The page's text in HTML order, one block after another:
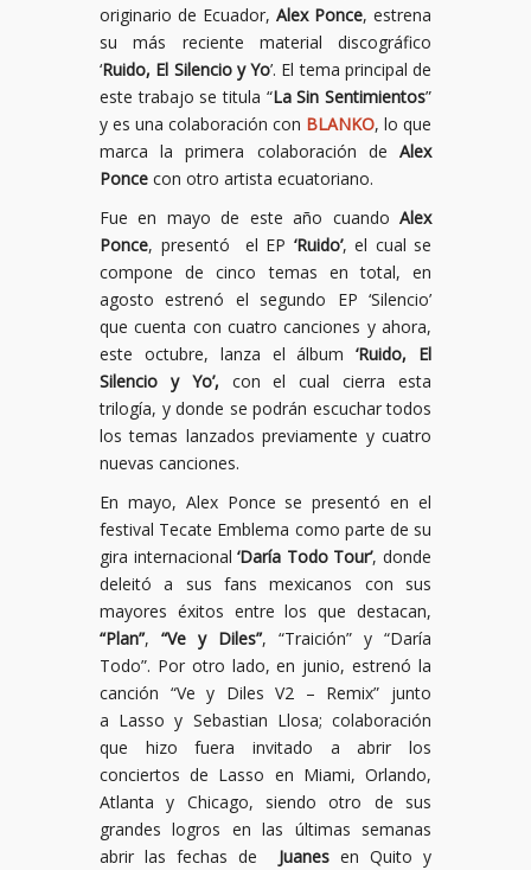
originario de Ecuador, Alex Ponce, estrena
su más reciente material discográfico
‘Ruido, El Silencio y Yo’. El tema principal de
este trabajo se titula “La Sin Sentimientos”
y es una colaboración con BLANKO, lo que
marca la primera colaboración de Alex
Ponce con otro artista ecuatoriano.
Fue en mayo de este año cuando Alex
Ponce, presentó el EP ‘Ruido’, el cual se
compone de cinco temas en total, en
agosto estrenó el segundo EP ‘Silencio’
que cuenta con cuatro canciones y ahora,
este octubre, lanza el álbum‘Ruido, El
Silencio y Yo’, con el cual cierra esta
trilogía, y donde se podrán escuchar todos
los temas lanzados previamente y cuatro
nuevas canciones.
En mayo, Alex Ponce se presentó en el
festival Tecate Emblema como parte de su
gira internacional‘Daría Todo Tour’, donde
deleitó a sus fans mexicanos con sus
mayores éxitos entre los que destacan,
“Plan”, “Ve y Diles”, “Traición” y “Daría
Todo”. Por otro lado, en junio, estrenó la
canción “Ve y Diles V2 – Remix” junto
a Lasso y Sebastian Llosa; colaboración
que hizo fuera invitado a abrir los
conciertos de Lasso en Miami, Orlando,
Atlanta y Chicago, siendo otro de sus
grandes logros en las últimas semanas
abrir las fechas de
Juanes en Quito y